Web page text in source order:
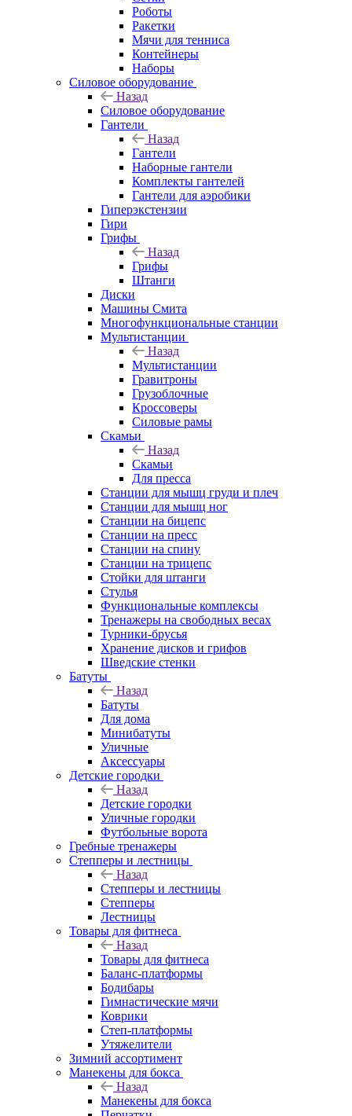
Роботы
Ракетки
Мячи для тенниса
Контейнеры
Наборы
Силовое оборудование
Назад
Силовое оборудование
Гантели
Назад
Гантели
Наборные гантели
Комплекты гантелей
Гантели для аэробики
Гиперэкстензии
Гири
Грифы
Назад
Грифы
Штанги
Диски
Машины Смита
Многофункциональные станции
Мультистанции
Назад
Мультистанции
Гравитроны
Грузоблочные
Кроссоверы
Силовые рамы
Скамьи
Назад
Скамьи
Для пресса
Станции для мышц груди и плеч
Станции для мышц ног
Станции на бицепс
Станции на пресс
Станции на спину
Станции на трицепс
Стойки для штанги
Стулья
Функциональные комплексы
Тренажеры на свободных весах
Турники-брусья
Хранение дисков и грифов
Шведские стенки
Батуты
Назад
Батуты
Для дома
Минибатуты
Уличные
Аксессуары
Детские городки
Назад
Детские городки
Уличные городки
Футбольные ворота
Гребные тренажеры
Степперы и лестницы
Назад
Степперы и лестницы
Степперы
Лестницы
Товары для фитнеса
Назад
Товары для фитнеса
Баланс-платформы
Бодибары
Гимнастические мячи
Коврики
Степ-платформы
Утяжелители
Зимний ассортимент
Манекены для бокса
Назад
Манекены для бокса